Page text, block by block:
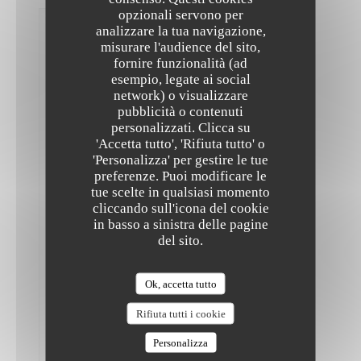
opzionali servono per
analizzare la tua navigazione,
misurare l'audience del sito,
fornire funzionalità (ad
esempio, legate ai social
network) o visualizzare
pubblicità o contenuti
personalizzati. Clicca su
'Accetta tutto', 'Rifiuta tutto' o
'Personalizza' per gestire le tue
preferenze. Puoi modificare le
tue scelte in qualsiasi momento
cliccando sull'icona del cookie
in basso a sinistra delle pagine
del sito.
Ok, accetta tutto
Rifiuta tutti i cookie
Personalizza
:
Atmosfera
Cucina:
Qualità /
/5
The Friendly Kitchen